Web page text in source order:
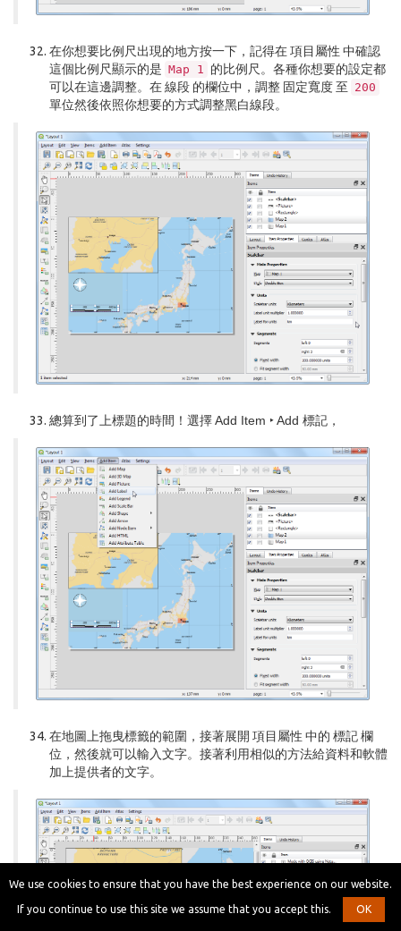
在你想要比例尺出現的地方按一下，記得在項目屬性 中確認
這個比例尺顯示的是 Map 1
的比例尺。各種你想要的設定都
可以在這邊調整。在線段 的欄位中，調整 固定寬度至 200
單位然後依照你想要的方式調整黑白線段。
總算到了上標題的時間！選擇Add Item ‣ Add 標記 ，
在地圖上拖曳標籤的範圍，接著展開 項目屬性 中的 標記欄
位，然後就可以輸入文字。接著利用相似的方法給資料和軟體
加上提供者的文字。
We use cookies to ensure that you have the best experience on our website.
If you continue to use this site we assume that you accept this. OK